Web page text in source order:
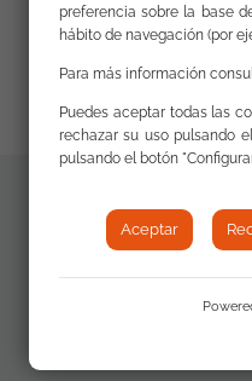
en marcha medidas
tienen más difícil.
Materiales
adicionales
preferencia sobre la base
hábito de navegación (por
Para más información
Puedes aceptar todas las
rechazar su uso pulsando
pulsando el botón
Aceptar